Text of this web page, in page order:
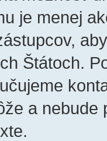
je menej
Štátoch.
a